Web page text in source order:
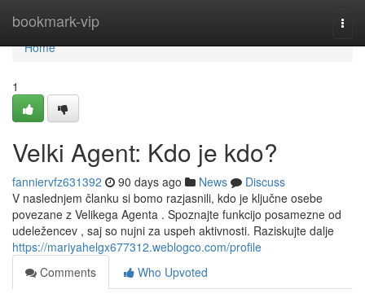
bookmark-vip
Home
Home
1
Velki Agent: Kdo je kdo?
fanniervfz631392 90 days ago News
Discuss
V naslednjem članku si bomo razjasnili, kdo je ključne osebe
povezane z Velikega Agenta . Spoznajte funkcijo posamezne od
udeležencev , saj so nujni za uspeh aktivnosti. Raziskujte dalje
https://mariyahelgx677312.weblogco.com/profile
Comments
Who Upvoted